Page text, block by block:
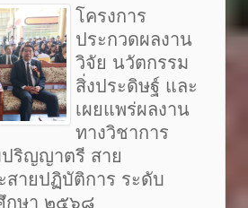
โครงการ
ประกวดผลงาน
วิจัย นวัตกรรม
สิ่งประดิษฐ์ และ
เผยแพร่ผลงาน
ทางวิชาการ
ริญญาตรี สาย
สายปฏิบัติการ ระดับ
กษา ๒๕๖๘